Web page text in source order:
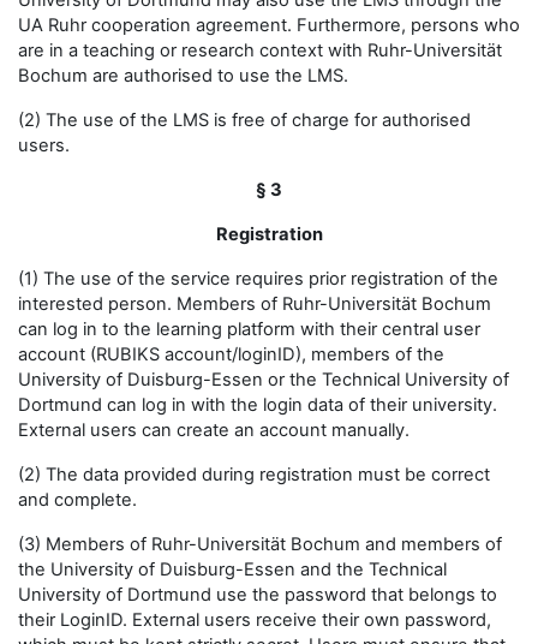
UA Ruhr cooperation agreement. Furthermore, persons who
are in a teaching or research context with Ruhr-Universität
Bochum are authorised to use the LMS.
(2) The use of the LMS is free of charge for authorised
users.
§ 3
Registration
(1) The use of the service requires prior registration of the
interested person. Members of Ruhr-Universität Bochum
can log in to the learning platform with their central user
account (RUBIKS account/loginID), members of the
University of Duisburg-Essen or the Technical University of
Dortmund can log in with the login data of their university.
External users can create an account manually.
(2) The data provided during registration must be correct
and complete.
(3) Members of Ruhr-Universität Bochum and members of
the University of Duisburg-Essen and the Technical
University of Dortmund use the password that belongs to
their LoginID. External users receive their own password,